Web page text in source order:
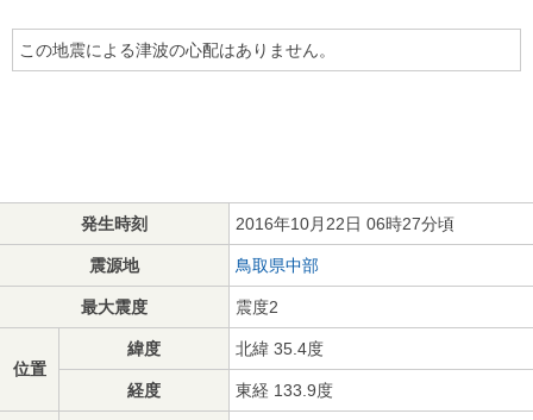
この地震による津波の心配はありません。
発生時刻 2016年10月22日 06時27分頃
震源地 鳥取県中部
最大震度 震度2
位置
緯度 北緯 35.4度
経度 東経 133.9度